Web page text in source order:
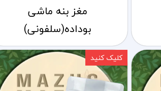
مغز بنه ماشی
بوداده(سلفونی)
کلیک کنید